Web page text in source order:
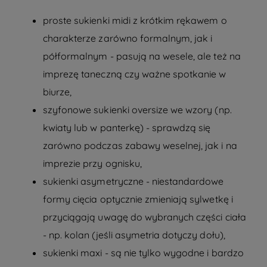
prostesukienki midi z krótkim rękawem o
charakterze zarówno formalnym, jak i
półformalnym - pasują na wesele, ale też na
imprezę taneczną czy ważne spotkanie w
biurze,
szyfonowe sukienki oversize we wzory (np.
kwiaty lub w panterkę) - sprawdzą się
zarówno podczas zabawy weselnej, jak i na
imprezie przy ognisku,
sukienki asymetryczne - niestandardowe
formy cięcia optycznie zmieniają sylwetkę i
przyciągają uwagę do wybranych części ciała
- np. kolan (jeśli asymetria dotyczy dołu),
sukienki maxi - są nie tylko wygodne i bardzo